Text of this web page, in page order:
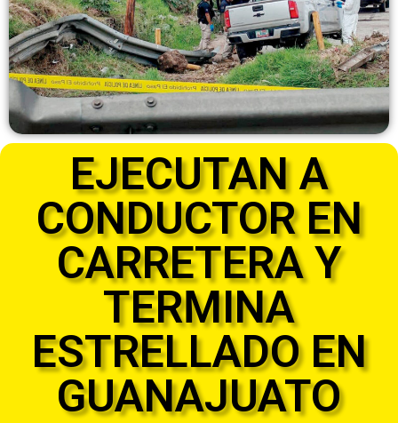
EJECUTAN A
CONDUCTOR EN
CARRETERA Y
TERMINA
ESTRELLADO EN
GUANAJUATO